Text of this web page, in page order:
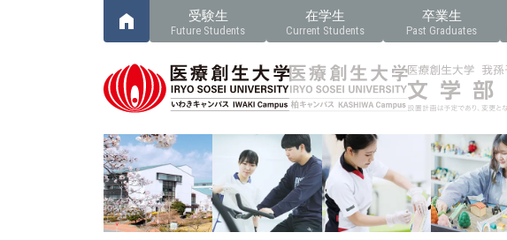
受験生
Future Students
在学生
Current Students
卒業生
Past Graduates